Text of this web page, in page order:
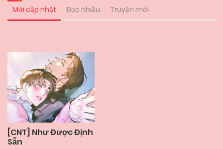
Mới cập nhật Đọc nhiều Truyện mới
[CNT] Như Được Định
Sẵn